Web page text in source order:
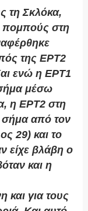
τη Σκλόκα,
πομπούς στη
της ΕΡΤ2
ενώ η ΕΡΤ1
σήμα μέσω
η ΕΡΤ2 στη
σήμα από τον
29) και το
είχε βλάβη ο
και η
και για τους